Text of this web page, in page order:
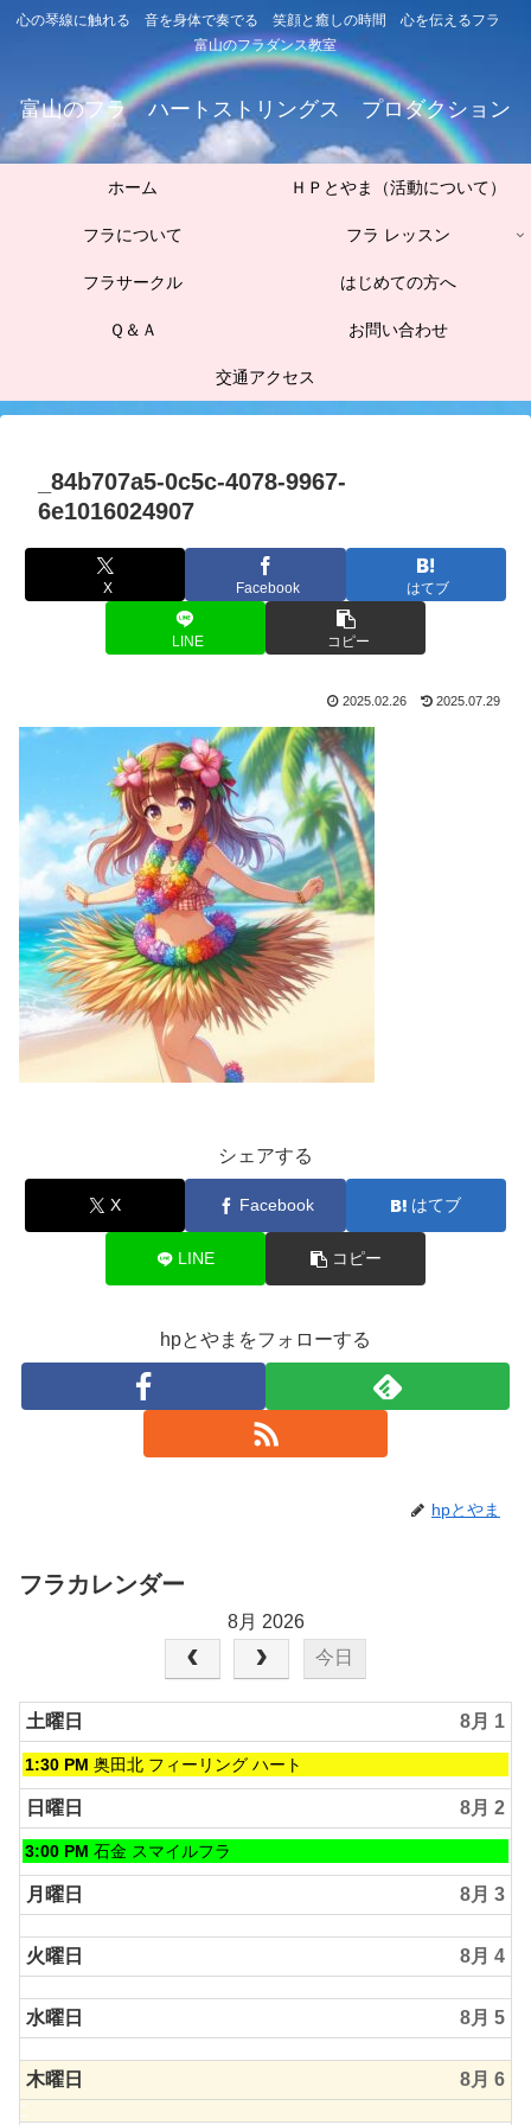
心の琴線に触れる 音を身体で奏でる 笑顔と癒しの時間 心を伝えるフラ
富山のフラダンス教室
富山のフラ ハートストリングス プロダクション
ホーム ＨＰとやま（活動について）
フラについて フラ レッスン
フラサークル はじめての方へ
Ｑ＆Ａ お問い合わせ
交通アクセス
_84b707a5-0c5c-4078-9967-
6e1016024907
X Facebook はてブ
LINE コピー
2025.02.26 2025.07.29
シェアする
X Facebook はてブ
LINE コピー
hpとやまをフォローする
hpとやま
フラカレンダー
8月 2026
今日
土曜日 8月 1
土
曜
日,
8
月
1st
2026
1:30 PM 奥田北 フィーリング ハート
日曜日 8月 2
日
曜
日,
8
月
2nd
2026
3:00 PM 石金 スマイルフラ
月曜日 8月 3
火曜日 8月 4
水曜日 8月 5
木曜日 8月 6